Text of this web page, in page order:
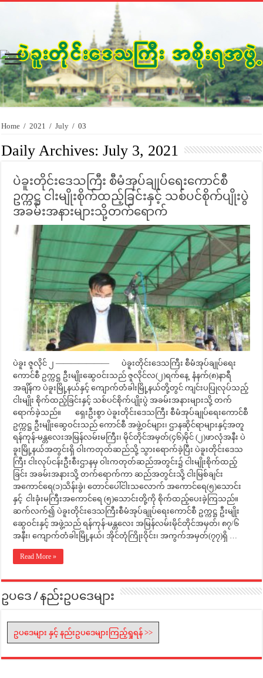
Home / 2021 / July / 03
Daily Archives:July 3, 2021
ပဲခူးတိုင်းဒေသကြီး စီမံအုပ်ချုပ်ရေးကောင်စီ
ဥက္ကဋ္ဌ ငါးမျိုးစိုက်ထည့်ခြင်းနှင့် သစ်ပင်စိုက်ပျိုးပွဲ
အခမ်းအနားများသို့တက်ရောက်
ပဲခူး ဇူလိုင် ၂ ——————— ပဲခူးတိုင်းဒေသကြီး စီမံအုပ်ချုပ်ရေး
ကောင်စီ ဥက္ကဋ္ဌ ဦးမျိုးဆွေဝင်းသည် ဇူလိုင်လ(၂)ရက်နေ့ နံနက်(၈)နာရီ
အချိန်က ပဲခူးမြို့နယ်နှင့် ကျောက်တံခါးမြို့နယ်တို့တွင် ကျင်းပပြုလုပ်သည့်
ငါးမျိုး စိုက်ထည့်ခြင်းနှင့် သစ်ပင်စိုက်ပျိုးပွဲ အခမ်းအနားများသို့ တက်
ရောက်ခဲ့သည်။ ရှေးဦးစွာ ပဲခူးတိုင်းဒေသကြီး စီမံအုပ်ချုပ်ရေးကောင်စီ
ဥက္ကဋ္ဌ ဦးမျိုးဆွေဝင်းသည် ကောင်စီ အဖွဲ့ဝင်များ၊ ဌာနဆိုင်ရာများနှင့်အတူ
ရန်ကုန်-မန္တလေးအမြန်လမ်းမကြီး၊ မိုင်တိုင်အမှတ်(၄၆)မိုင် (၂)ဖာလုံအနီး ပဲ
ခူးမြို့နယ်အတွင်းရှိ ဝါးကတုတ်ဆည်သို့ သွားရောက်ခဲ့ပြီး ပဲခူးတိုင်းဒေသ
ကြီး ငါးလုပ်ငန်းဦးစီးဌာနမှ ဝါးကတုတ်ဆည်အတွင်း၌ ငါးမျိုးစိုက်ထည့်
ခြင်း အခမ်းအနားသို့ တက်ရောက်ကာ ဆည်အတွင်းသို့ ငါးမြစ်ချင်း
အကောင်ရေ(၁)သိန်းခွဲ၊ တောင်ပေါ်ငါးသလောက် အကောင်ရေ(၅)သောင်း
နှင့် ငါးခုံးမကြီးအကောင်ရေ (၅)သောင်းတို့ကို စိုက်ထည့်ပေးခဲ့ကြသည်။
ဆက်လက်၍ ပဲခူးတိုင်းဒေသကြီးစီမံအုပ်ချုပ်ရေးကောင်စီ ဥက္ကဋ္ဌ ဦးမျိုး
ဆွေဝင်းနှင့် အဖွဲ့သည် ရန်ကုန်-မန္တလေး အမြန်လမ်းမိုင်တိုင်အမှတ်၊ ၈၇/၆
အနီး၊ ကျောက်တံခါးမြို့နယ်၊ အိုင်တုံကြိုးဝိုင်း၊ အကွက်အမှတ်(၇၇)ရှိ …
Read More »
ဥပဒေ / နည်းဥပဒေများ
ဥပဒေများ နှင့် နည်းဥပဒေများကြည့်ရှုရန် >>